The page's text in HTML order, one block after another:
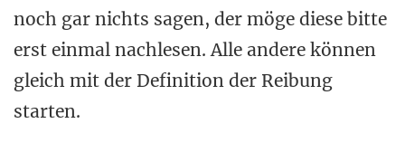
noch gar nichts sagen, der möge diese bitte
erst einmal nachlesen. Alle andere können
gleich mit der Definition der Reibung
starten.